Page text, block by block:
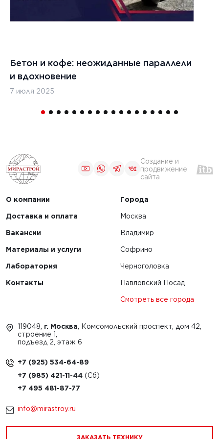
обслуживание
бетоноукладчиков
ЧИТАТЬ
Бетон и кофе: неожиданные параллели
и вдохновение
7 июля 2025
Создание и
продвижение
сайта
О компании
Доставка и оплата
Вакансии
Материалы и услуги
Лаборатория
Контакты
Города
Москва
Владимир
Софрино
Черноголовка
Павловский Посад
Смотреть все города
119048, г. Москва , Комсомольский проспект, дом 42,
строение 1,
подъезд 2, этаж 6
+7 (925) 534-64-89
+7 (985) 421-11-44
+7 495 481-87-77
info@mirastroy.ru
ЗАКАЗАТЬ ТЕХНИКУ